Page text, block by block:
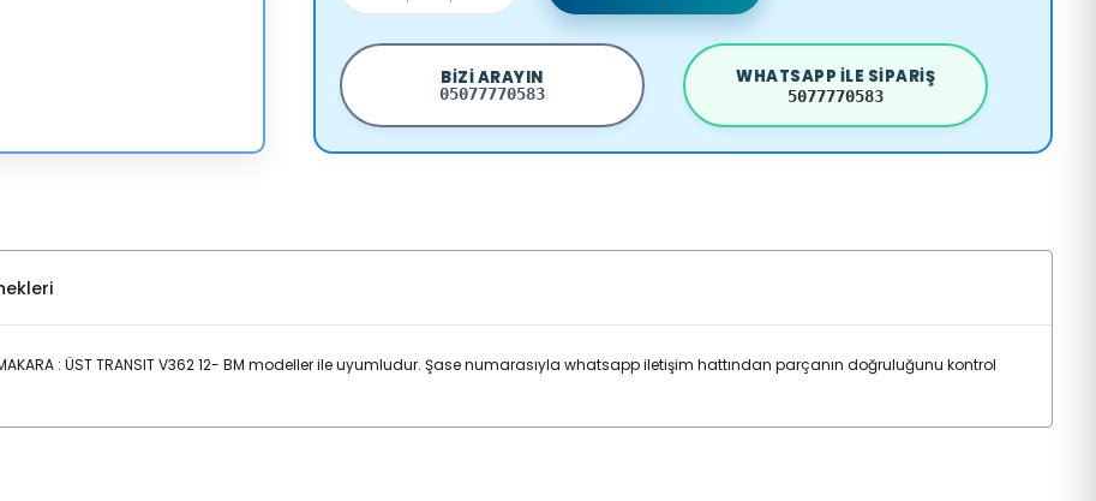
BIZI ARAYIN
05077770583
WHATSAPP ILE SIPARIŞ
5077770583
MAKARA : ÜST TRANSIT V362 12- BM modeller ile uyumludur. Şase numarasıyla whatsapp iletişim hattından parçanın doğruluğunu kontrol